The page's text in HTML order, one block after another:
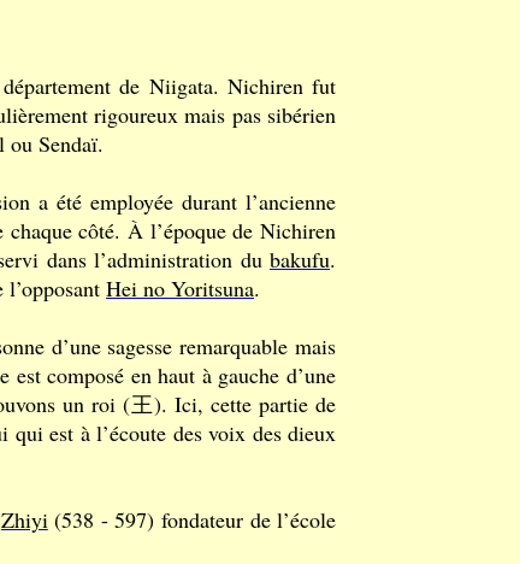
de Niigata. Nichiren fut
rigoureux mais pas sibérien
ou Sendaï.
a été employée durant l’ancienne
côté. À l’époque de Nichiren
dans l’administration du bakufu.
Hei no Yoritsuna.
d’une sagesse remarquable mais
composé en haut à gauche d’une
un roi (王). Ici, cette partie de
est à l’écoute des voix des dieux
Zhiyi(538 - 597) fondateur de l’école